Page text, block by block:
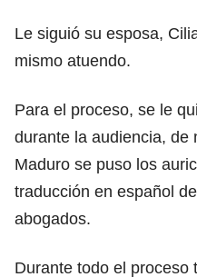
Le siguió su esposa,
mismo atuendo.
Para el proceso, se le
durante la audiencia, de
Maduro se puso los
traducción en español
abogados.
Durante todo el proceso